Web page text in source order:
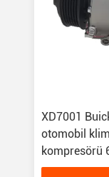
XD7001
otomobil
kompresörü